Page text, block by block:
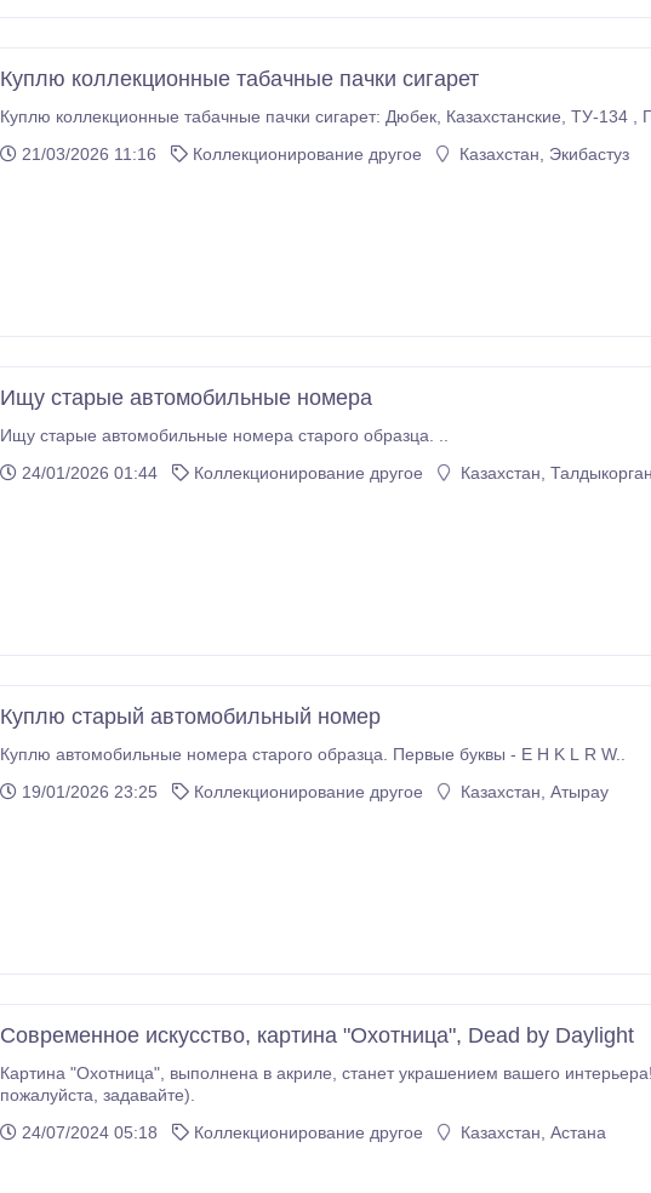
Куплю коллекционные табачные пачки сигарет
21/03/2026 11:16
Коллекционирование другое Казахстан, Экибастуз
Ищу старые автомобильные номера
24/01/2026 01:44
Коллекционирование другое Казахстан, Талдыкорган
Куплю старый автомобильный номер
Куплю автомобильные номера старого образца. Первые буквы - E H K L R W..
19/01/2026 23:25
Коллекционирование другое Казахстан, Атырау
Современное искусство, картина "Охотница", Dead by Daylight
Картина "Охотница", выполнена в акриле, станет украшением вашего интерьера! Размер 80*60. Самовывоз. Если вопросы,
пожалуйста, задавайте).
24/07/2024 05:18
Коллекционирование другое Казахстан, Астана